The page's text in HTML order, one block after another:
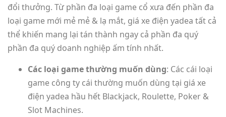
đổi thưởng. Từ phần đa loại game cổ xưa đến phần đa
loại game mới mẻ mẻ & lạ mắt, giá xe điện yadea tất cả
thể khiến mang lại tán thành ngay cả phần đa quý
phần đa quý doanh nghiệp ấm tính nhất.
Các loại game thường muốn dùng: Các cái loại
game công ty cái thường muốn dùng tại giá xe
điện yadea hầu hết Blackjack, Roulette, Poker &
Slot Machines.